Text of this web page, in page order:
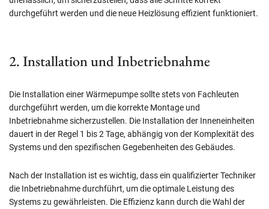
durchgeführt werden und die neue Heizlösung effizient funktioniert.
2. Installation und Inbetriebnahme
Die Installation einer Wärmepumpe sollte stets von Fachleuten
durchgeführt werden, um die korrekte Montage und
Inbetriebnahme sicherzustellen. Die Installation der Inneneinheiten
dauert in der Regel 1 bis 2 Tage, abhängig von der Komplexität des
Systems und den spezifischen Gegebenheiten des Gebäudes.
Nach der Installation ist es wichtig, dass ein qualifizierter Techniker
die Inbetriebnahme durchführt, um die optimale Leistung des
Systems zu gewährleisten. Die Effizienz kann durch die Wahl der